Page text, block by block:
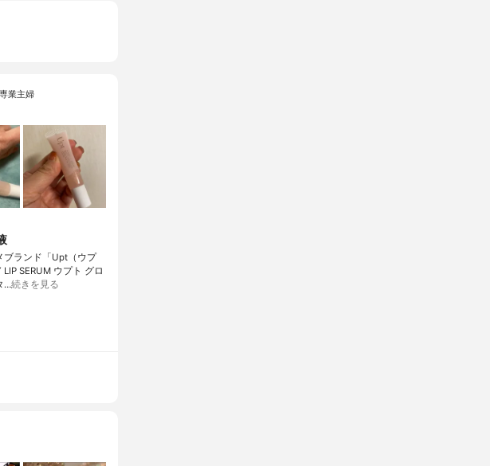
業主婦
ブランド「Upt（ウプ
SERUM ウプト グロ
…続きを見る